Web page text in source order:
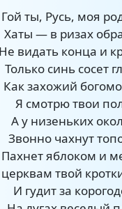
Гой ты, Русь, моя
Хаты — в ризах
Не видать конца и
Только синь сосет
Как захожий
Я смотрю твои
А у низеньких
Звонно чахнут
Пахнет яблоком и
твой
И гудит за